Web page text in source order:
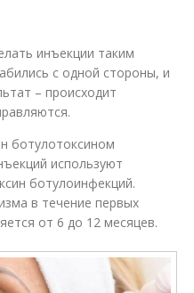
инъекции таким
с одной стороны, и
– происходит
ботулотоксином
используют
ботулоинфекций.
в течение первых
от 6 до 12 месяцев.